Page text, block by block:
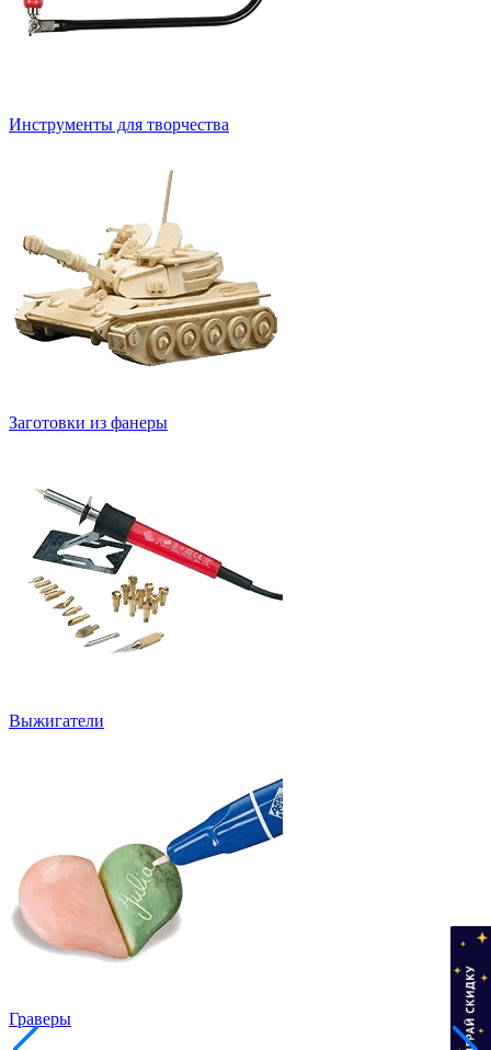
Инструменты для творчества
Заготовки из фанеры
Выжигатели
Граверы